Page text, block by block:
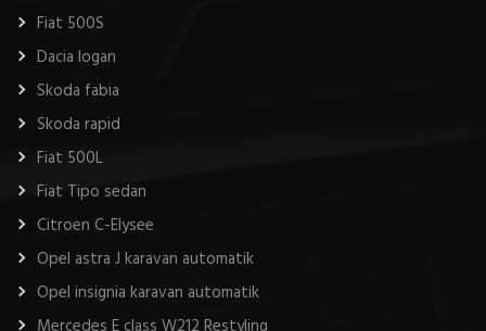
Fiat 500S
Dacia logan
Skoda fabia
Skoda rapid
Fiat 500L
Fiat Tipo sedan
Citroen C-Elysee
Opel astra J karavan automatik
Opel insignia karavan automatik